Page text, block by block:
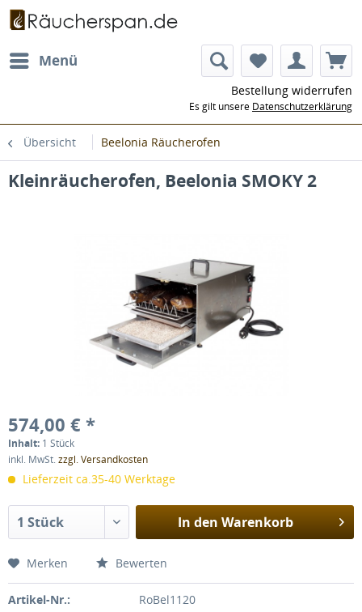
Menü
Bestellung widerrufen
Es gilt unsere Datenschutzerklärung
Übersicht Beelonia Räucherofen
Kleinräucherofen, Beelonia SMOKY 2
574,00 € *
Inhalt: 1 Stück
inkl. MwSt.zzgl. Versandkosten
Lieferzeit ca.35-40 Werktage
In den Warenkorb
Merken Bewerten
Artikel-Nr.: RoBel1120